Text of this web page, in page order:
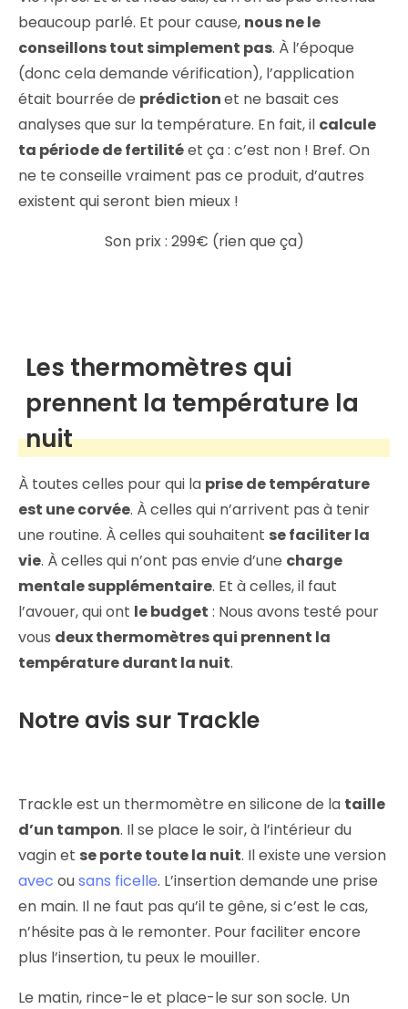
beaucoup parlé. Et pour cause, nous ne le
conseillons tout simplement pas. À l’époque
(donc cela demande vérification), l’application
était bourrée de prédictionet ne basait ces
analyses que sur la température. En fait, il calcule
ta période de fertilitéet ça : c’est non ! Bref. On
ne te conseille vraiment pas ce produit, d’autres
existent qui seront bien mieux !
Son prix : 299€ (rien que ça)
Les thermomètres qui
prennent la température la
nuit
À toutes celles pour qui la prise de température
est une corvée. À celles qui n’arrivent pas à tenir
une routine. À celles qui souhaitent se faciliter la
vie. À celles qui n’ont pas envie d’une charge
mentale supplémentaire. Et à celles, il faut
l’avouer, qui ont le budget : Nous avons testé pour
vous deux thermomètres qui prennent la
température durant la nuit.
Notre avis sur Trackle
Trackle est un thermomètre en silicone de la taille
d’un tampon. Il se place le soir, à l’intérieur du
vagin et se porte toute la nuit. Il existe une version
avec ousans ficelle. L’insertion demande une prise
en main. Il ne faut pas qu’il te gêne, si c’est le cas,
n’hésite pas à le remonter. Pour faciliter encore
plus l’insertion, tu peux le mouiller.
Le matin, rince-le et place-le sur son socle. Un